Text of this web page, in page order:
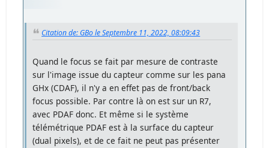
Citation de: GBo le Septembre 11, 2022, 08:09:43
Quand le focus se fait par mesure de contraste
sur l'image issue du capteur comme sur les pana
GHx (CDAF), il n'y a en effet pas de front/back
focus possible. Par contre là on est sur un R7,
avec PDAF donc. Et même si le système
télémétrique PDAF est à la surface du capteur
(dual pixels), et de ce fait ne peut pas présenter